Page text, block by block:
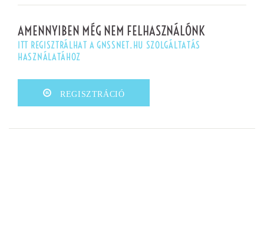
AMENNYIBEN MÉG NEM FELHASZNÁLÓNK
ITT REGISZTRÁLHAT A GNSSNET.HU SZOLGÁLTATÁS
HASZNÁLATÁHOZ
REGISZTRÁCIÓ